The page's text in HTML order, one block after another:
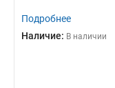
Подробнее
Наличие: В наличии